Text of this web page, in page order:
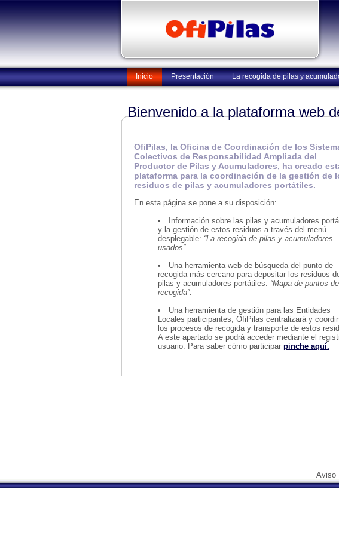
Inicio Presentación La recogida de pilas y
Bienvenido a la plataforma web
OfiPilas, la Oficina de Coordinación de los
Colectivos de Responsabilidad Ampliada del
Productor de Pilas y Acumuladores, ha creado
plataforma para la coordinación de la gestión de
residuos de pilas y acumuladores portátiles.
En esta página se pone a su disposición:
Información sobre las pilas y acumuladores
y la gestión de estos residuos a través del menú
desplegable: “La recogida de pilas y acumuladores
usados”.
Una herramienta web de búsqueda del punto de
recogida más cercano para depositar los residuos
pilas y acumuladores portátiles: “Mapa de puntos de
recogida”.
Una herramienta de gestión para las Entidades
Locales participantes, OfiPilas centralizará y
los procesos de recogida y transporte de estos
A este apartado se podrá acceder mediante el
usuario. Para saber cómo participar pinche aquí.
Aviso